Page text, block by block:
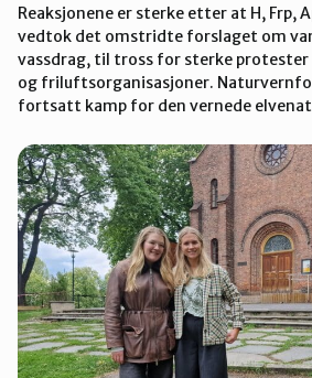
Reaksjonene er sterke etter at H, Frp,
vedtok det omstridte forslaget om
vassdrag, til tross for sterke
og friluftsorganisasjoner.
fortsatt kamp for den vernede